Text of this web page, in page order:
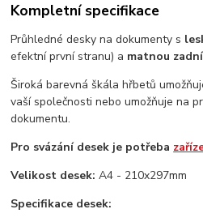
Kompletní specifikace
Průhledné desky na dokumenty s
efektní první stranu) a matnou
Široká barevná škála hřbetů
vaší společnosti nebo umožňuje na
dokumentu.
Pro svázání desek je potřeba
Velikost desek: A4 - 210x297mm
Specifikace desek: